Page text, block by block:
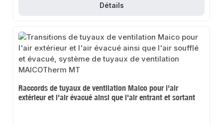
Détails
Raccords de tuyaux de ventilation Maico pour l'air
extérieur et l'air évacué ainsi que l'air entrant et sortant